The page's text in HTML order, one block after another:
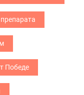
Победе